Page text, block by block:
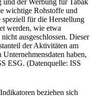
wichtige Rohstoffe und
für die Herstellung
werden, wie etwa
ausgeschlossen. Dieser
der Aktivitäten am
haben,
ESG. (Datenquelle: ISS
beziehen sich